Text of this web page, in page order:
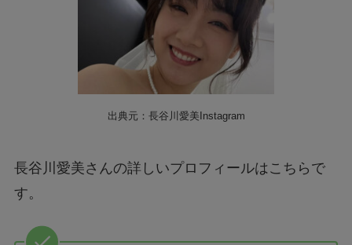
出典元：長谷川愛美Instagram
長谷川愛美さんの詳しいプロフィールはこちらで
す。